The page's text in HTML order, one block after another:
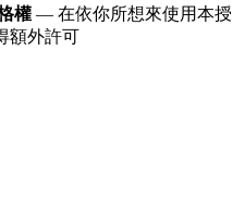
權 — 在依你所想來使用本授
額外許可